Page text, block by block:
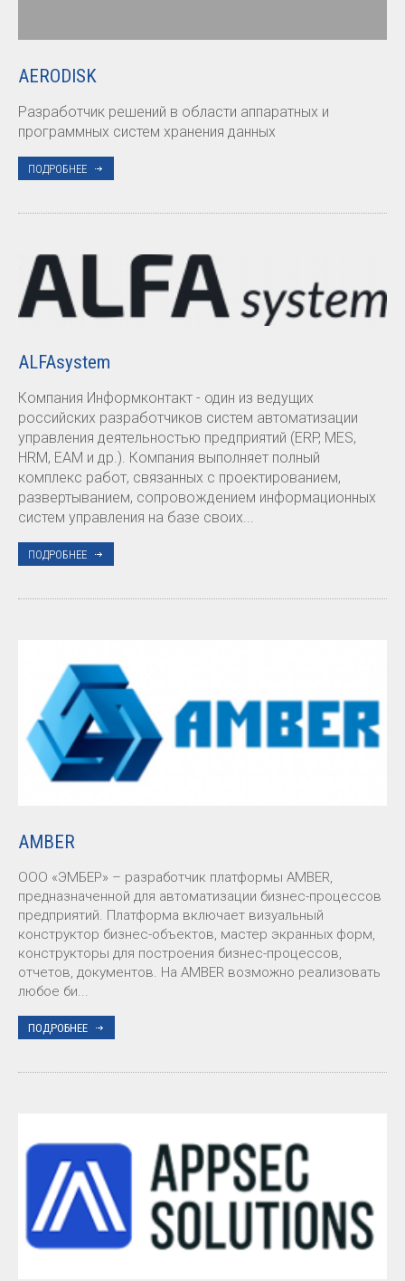
AERODISK
Разработчик решений в области аппаратных и
программных систем хранения данных
ПОДРОБНЕЕ
ALFAsystem
Компания Информконтакт - один из ведущих
российских разработчиков систем автоматизации
управления деятельностью предприятий (ERP, MES,
HRM, EAM и др.). Компания выполняет полный
комплекс работ, связанных с проектированием,
развертыванием, сопровождением информационных
систем управления на базе своих...
ПОДРОБНЕЕ
AMBER
ООО «ЭМБЕР» – разработчик платформы AMBER,
предназначенной для автоматизации бизнес-процессов
предприятий. Платформа включает визуальный
конструктор бизнес-объектов, мастер экранных форм,
конструкторы для построения бизнес-процессов,
отчетов, документов. На AMBER возможно реализовать
любое би...
ПОДРОБНЕЕ